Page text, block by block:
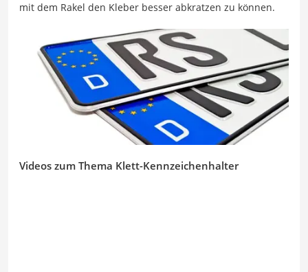
mit dem Rakel den Kleber besser abkratzen zu können.
Videos zum Thema Klett-Kennzeichenhalter